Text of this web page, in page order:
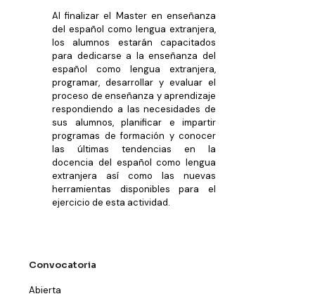
Al finalizar el Master en enseñanza
del español como lengua extranjera,
los alumnos estarán capacitados
para dedicarse a la enseñanza del
español como lengua extranjera,
programar, desarrollar y evaluar el
proceso de enseñanza y aprendizaje
respondiendo a las necesidades de
sus alumnos, planificar e impartir
programas de formación y conocer
las últimas tendencias en la
docencia del español como lengua
extranjera así como las nuevas
herramientas disponibles para el
ejercicio de esta actividad.
Convocatoria
Abierta